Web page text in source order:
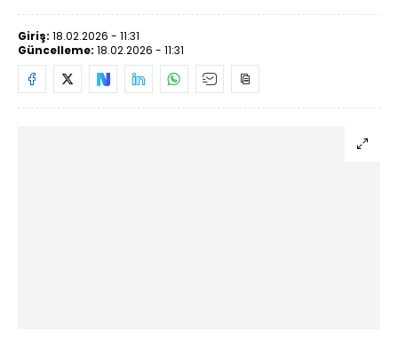
Giriş: 18.02.2026 - 11:31
Güncelleme: 18.02.2026 - 11:31